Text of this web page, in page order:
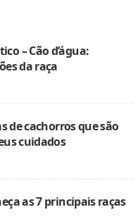
– Cão d’água:
da raça
de cachorros que são
cuidados
as 7 principais raças